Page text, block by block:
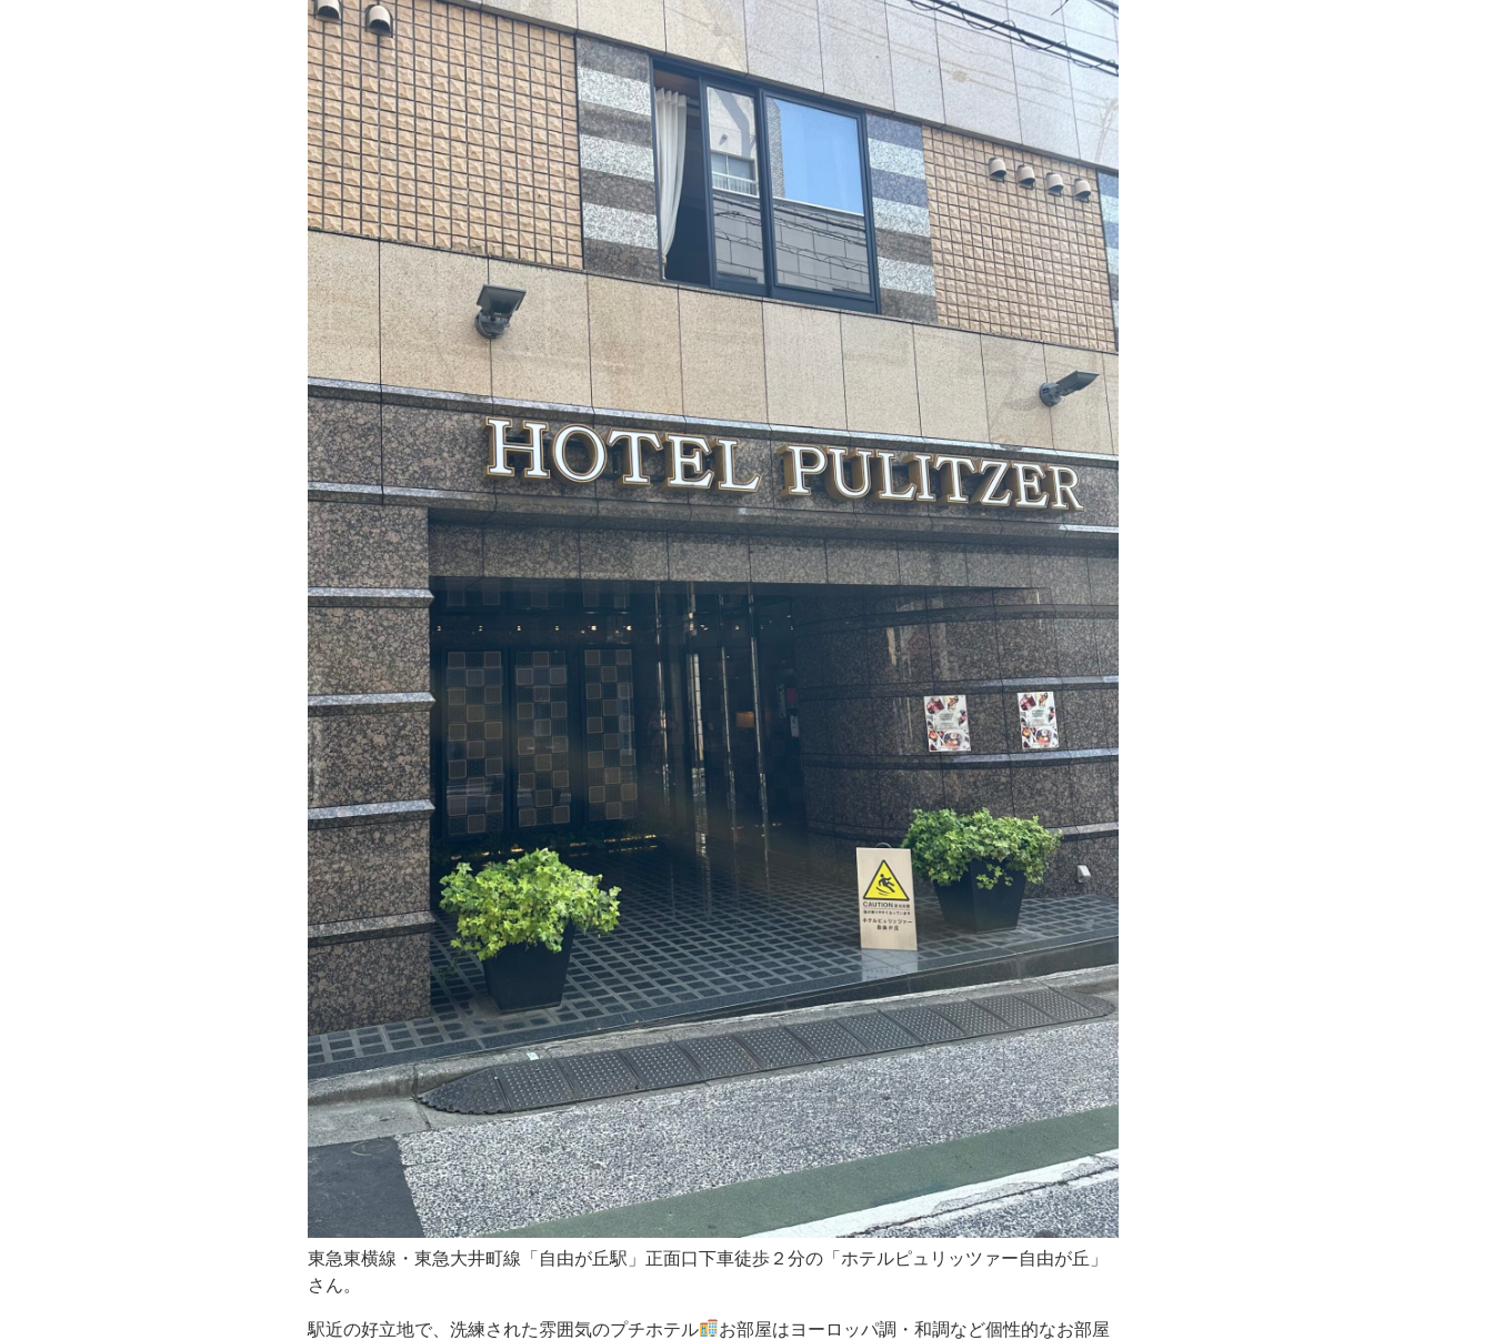
東
横
線・
東
急
大
井
町
線
「自
由
が
丘
駅」
正
面
口
下
車
徒
歩
２
分
の
「ホ
東急東横線・東急大井町線「自由が丘駅」正面口下車徒歩２分の「ホテルピュリッツァー自由が丘」
さん。
駅近の好立地で、洗練された雰囲気のプチホテル
お部屋はヨーロッパ調・和調など個性的なお部屋